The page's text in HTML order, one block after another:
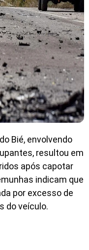
Bié, envolvendo
resultou em
após capotar
indicam que
por excesso de
do veículo.